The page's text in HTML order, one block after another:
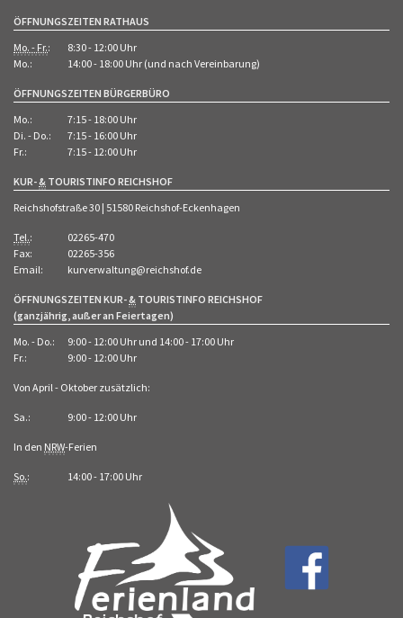
ÖFFNUNGSZEITEN RATHAUS
Mo. - Fr.:
8:30 - 12:00 Uhr
Mo.:
14:00 - 18:00 Uhr (und nach Vereinbarung)
ÖFFNUNGSZEITEN BÜRGERBÜRO
Mo.:
7:15 - 18:00 Uhr
Di. - Do.:
7:15 - 16:00 Uhr
Fr.:
7:15 - 12:00 Uhr
KUR-& TOURISTINFO REICHSHOF
Reichshofstraße 30 | 51580 Reichshof-Eckenhagen
Tel.:
02265-470
Fax:
02265-356
Email:
kurverwaltung@reichshof.de
ÖFFNUNGSZEITEN KUR-& TOURISTINFO REICHSHOF
(ganzjährig, außer an Feiertagen)
Mo. - Do.:
9:00 - 12:00 Uhr und 14:00 - 17:00 Uhr
Fr.:
9:00 - 12:00 Uhr
Von April - Oktober zusätzlich:
Sa.: 9:00 - 12:00 Uhr
In den NRW-Ferien
So.: 14:00 - 17:00 Uhr